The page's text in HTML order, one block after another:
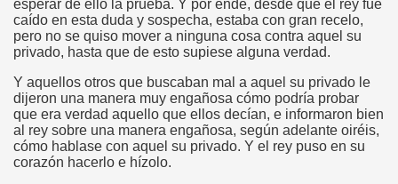
esperar de ello la prueba. Y por ende, desde que el rey fue
caído en esta duda y sospecha, estaba con gran recelo,
pero no se quiso mover a ninguna cosa contra aquel su
privado, hasta que de esto supiese alguna verdad.
Y aquellos otros que buscaban mal a aquel su privado le
dijeron una manera muy engañosa cómo podría probar
que era verdad aquello que ellos decían, e informaron bien
al rey sobre una manera engañosa, según adelante oiréis,
cómo hablase con aquel su privado. Y el rey puso en su
corazón hacerlo e hízolo.